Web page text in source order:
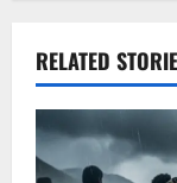
v
i
g
RELATED